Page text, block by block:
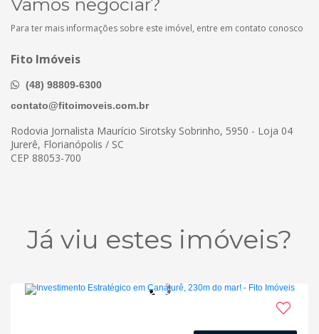
Vamos negociar?
Para ter mais informações sobre este imóvel, entre em contato conosco
Fito Imóveis
(48) 98809-6300
contato@fitoimoveis.com.br
Rodovia Jornalista Maurício Sirotsky Sobrinho, 5950 - Loja 04
Jurerê, Florianópolis / SC
CEP 88053-700
Já viu estes imóveis?